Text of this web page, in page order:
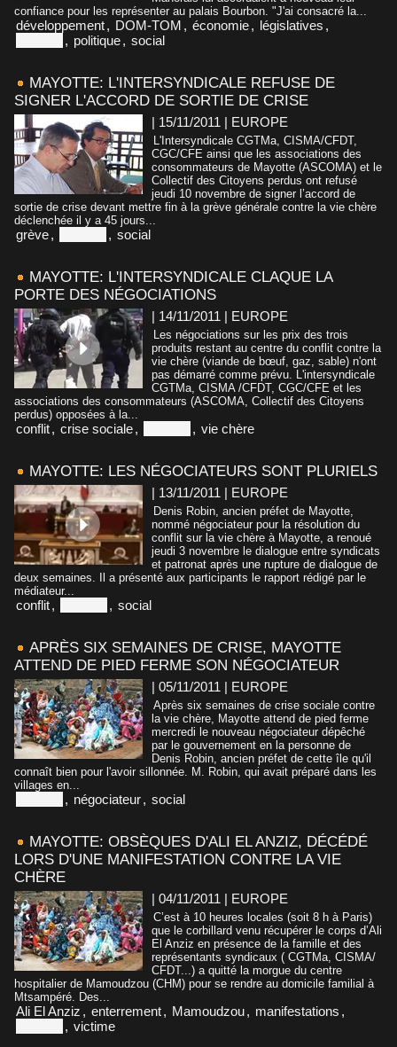
confiance pour les représenter au palais Bourbon. "J'ai consacré la...
développement, DOM-TOM , économie, législatives ,
, politique, social
MAYOTTE: L'INTERSYNDICALE REFUSE DE
SIGNER L'ACCORD DE SORTIE DE CRISE
| 15/11/2011 | EUROPE
L'Intersyndicale CGTMa, CISMA/CFDT,
CGC/CFE ainsi que les associations des
consommateurs de Mayotte (ASCOMA) et le
Collectif des Citoyens perdus ont refusé
jeudi 10 novembre de signer l’accord de
sortie de crise devant mettre fin à la grève générale contre la vie chère
déclenchée il y a 45 jours...
grève, , social
MAYOTTE: L'INTERSYNDICALE CLAQUE LA
PORTE DES NÉGOCIATIONS
| 14/11/2011 | EUROPE
Les négociations sur les prix des trois
produits restant au centre du conflit contre la
vie chère (viande de bœuf, gaz, sable) n'ont
pas démarré comme prévu. L'intersyndicale
CGTMa, CISMA /CFDT, CGC/CFE et les
associations des consommateurs (ASCOMA, Collectif des Citoyens
perdus) opposées à la...
conflit, crise sociale, , vie chère
MAYOTTE: LES NÉGOCIATEURS SONT PLURIELS
| 13/11/2011 | EUROPE
Denis Robin, ancien préfet de Mayotte,
nommé négociateur pour la résolution du
conflit sur la vie chère à Mayotte, a renoué
jeudi 3 novembre le dialogue entre syndicats
et patronat après une rupture de dialogue de
deux semaines. Il a présenté aux participants le rapport rédigé par le
médiateur...
conflit, , social
APRÈS SIX SEMAINES DE CRISE, MAYOTTE
ATTEND DE PIED FERME SON NÉGOCIATEUR
| 05/11/2011 | EUROPE
Après six semaines de crise sociale contre
la vie chère, Mayotte attend de pied ferme
mercredi le nouveau négociateur dépêché
par le gouvernement en la personne de
Denis Robin, ancien préfet de cette île qu'il
connaît bien pour l'avoir sillonnée. M. Robin, qui avait préparé dans les
villages en...
, négociateur, social
MAYOTTE: OBSÈQUES D'ALI EL ANZIZ, DÉCÉDÉ
LORS D'UNE MANIFESTATION CONTRE LA VIE
CHÈRE
| 04/11/2011 | EUROPE
C’est à 10 heures locales (soit 8 h à Paris)
que le corbillard venu récupérer le corps d’Ali
El Anziz en présence de la famille et des
représentants syndicaux ( CGTMa, CISMA/
CFDT...) a quitté la morgue du centre
hospitalier de Mamoudzou (CHM) pour se rendre au domicile familial à
Mtsampéré. Des...
Ali El Anziz , enterrement, Mamoudzou, manifestations ,
, victime